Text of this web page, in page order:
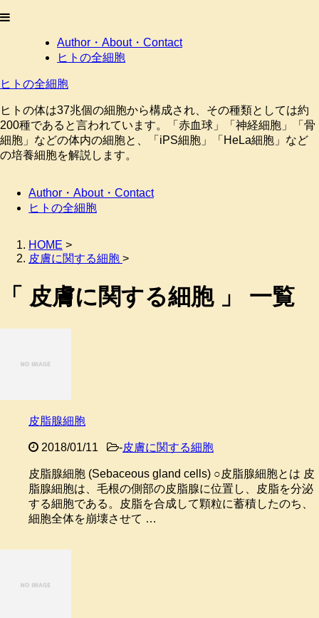
Author・About・Contact
ヒトの全細胞
ヒトの全細胞
ヒトの体は37兆個の細胞から構成され、その種類としては約
200種であると言われています。「赤血球」「神経細胞」「骨
細胞」などの体内の細胞と、「iPS細胞」「HeLa細胞」など
の培養細胞を解説します。
Author・About・Contact
ヒトの全細胞
HOME >
皮膚に関する細胞 >
「 皮膚に関する細胞 」 一覧
皮脂腺細胞
2018/01/11 -皮膚に関する細胞
皮脂腺細胞 (Sebaceous gland cells) ○皮脂腺細胞とは 皮
脂腺細胞は、毛根の側部の皮脂腺に位置し、皮脂を分泌
する細胞である。皮脂を合成して顆粒に蓄積したのち、
細胞全体を崩壊させて …